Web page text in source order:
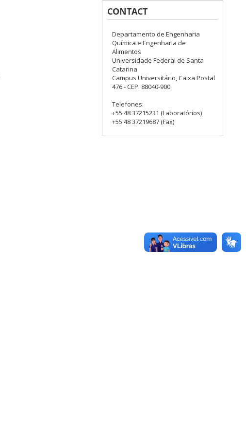
CONTACT
Departamento de Engenharia
Química e Engenharia de
Alimentos
Universidade Federal de Santa
Catarina
Campus Universitário, Caixa Postal
476 - CEP: 88040-900
Telefones:
+55 48 37215231 (Laboratórios)
+55 48 37219687 (Fax)